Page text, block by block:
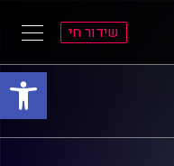
פתח
שידור חי